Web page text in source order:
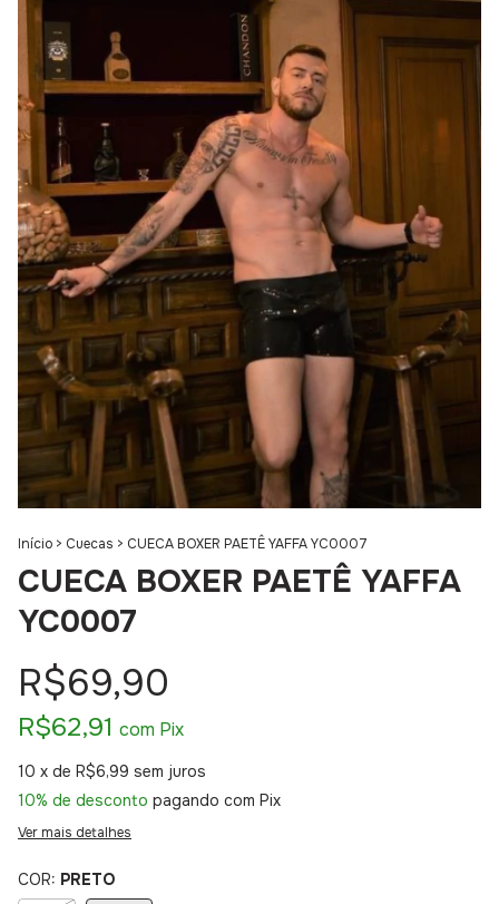
Início > Cuecas > CUECA BOXER PAETÊ YAFFA YC0007
CUECA BOXER PAETÊ YAFFA
YC0007
R$69,90
R$62,91 com Pix
10 x de R$6,99 sem juros
10% de desconto pagando com Pix
Ver mais detalhes
COR: PRETO